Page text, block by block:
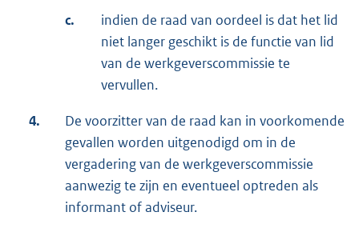
c.
indien de raad van oordeel is dat het lid
niet langer geschikt is de functie van lid
van de werkgeverscommissie te
vervullen.
4.
De voorzitter van de raad kan in voorkomende
gevallen worden uitgenodigd om in de
vergadering van de werkgeverscommissie
aanwezig te zijn en eventueel optreden als
informant of adviseur.